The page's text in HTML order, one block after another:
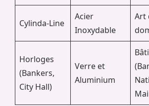
Cylinda-Line
Acier
Inoxydable
Art
Horloges
(Bankers,
City Hall)
Verre et
Aluminium